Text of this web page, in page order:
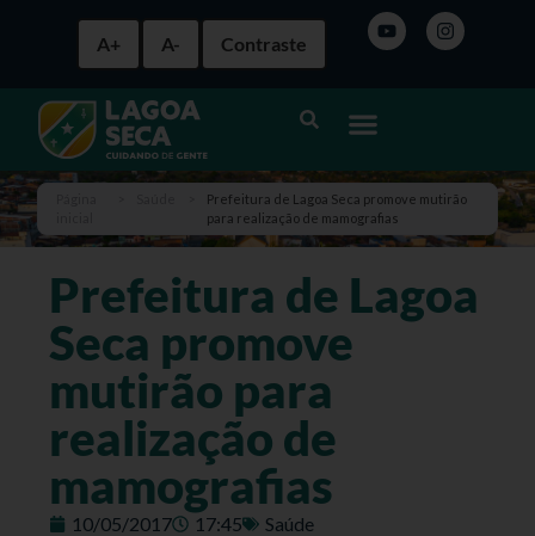
A+ A- Contraste
Prefeitura de Lagoa Seca promove mutirão
para realização de mamografias
Prefeitura de Lagoa
Seca promove
mutirão para
realização de
mamografias
10/05/2017 17:45 Saúde